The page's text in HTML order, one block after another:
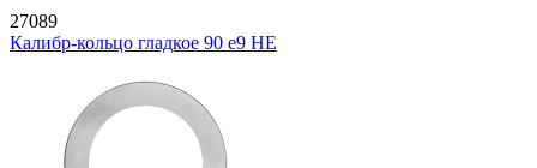
27089
Калибр-кольцо гладкое 90 e9 НЕ